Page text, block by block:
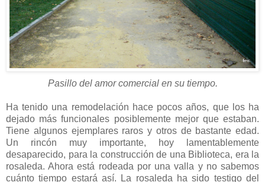
Pasillo del amor comercial en su tiempo.
Ha tenido una remodelación hace pocos años, que los ha
dejado más funcionales posiblemente mejor que estaban.
Tiene algunos ejemplares raros y otros de bastante edad.
Un rincón muy importante, hoy lamentablemente
desaparecido, para la construcción de una Biblioteca, era la
rosaleda. Ahora está rodeada por una valla y no sabemos
cuánto tiempo estará así. La rosaleda ha sido testigo del